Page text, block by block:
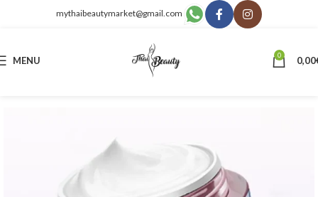
mythaibeautymarket@gmail.com
MENU 0 0,00